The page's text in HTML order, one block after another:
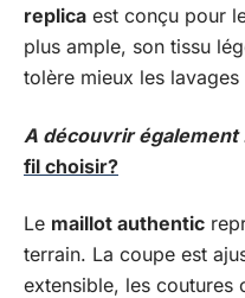
replica est conçu pour
plus ample, son tissu
tolère mieux les lavages
A découvrir également
fil choisir?
Le maillot authentic
terrain. La coupe est
extensible, les coutures